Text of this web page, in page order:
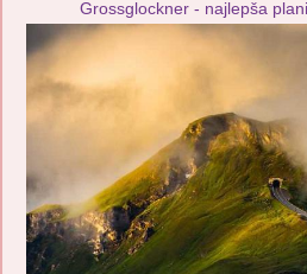
Grossglockner - najlepša